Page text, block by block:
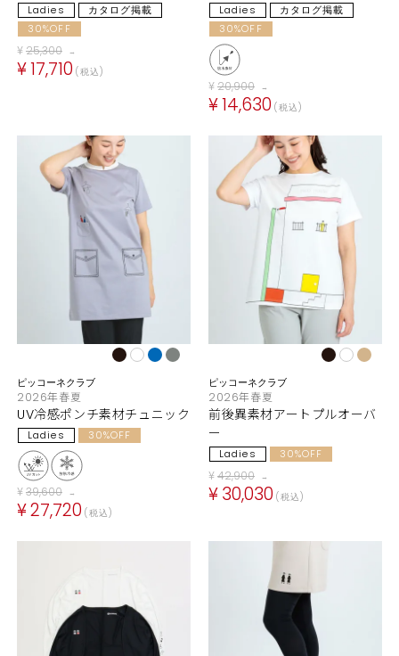
Ladies
カタログ掲載
30%OFF
¥25,300 →
¥17,710 税込
Ladies
カタログ掲載
30%OFF
¥20,900 →
¥14,630 税込
ピッコーネクラブ
2026年春夏
UV冷感ポンチ素材チュニック
Ladies 30%OFF
¥39,600 →
¥27,720 税込
ピッコーネクラブ
2026年春夏
前後異素材アートプルオーバ
ー
Ladies 30%OFF
¥42,900 →
¥30,030 税込